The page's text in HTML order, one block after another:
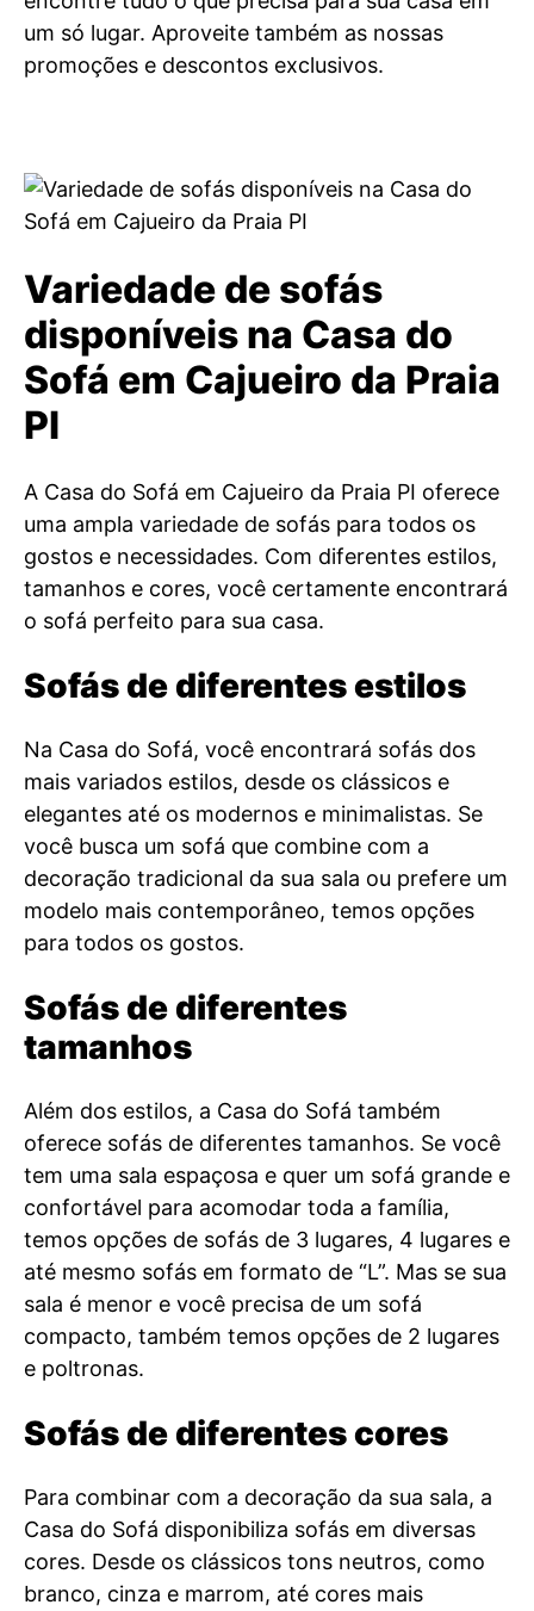
um só lugar. Aproveite também as nossas
promoções e descontos exclusivos.
Variedade de sofás
disponíveis na Casa do
Sofá em Cajueiro da Praia
PI
A Casa do Sofá em Cajueiro da Praia PI oferece
uma ampla variedade de sofás para todos os
gostos e necessidades. Com diferentes estilos,
tamanhos e cores, você certamente encontrará
o sofá perfeito para sua casa.
Sofás de diferentes estilos
Na Casa do Sofá, você encontrará sofás dos
mais variados estilos, desde os clássicos e
elegantes até os modernos e minimalistas. Se
você busca um sofá que combine com a
decoração tradicional da sua sala ou prefere um
modelo mais contemporâneo, temos opções
para todos os gostos.
Sofás de diferentes
tamanhos
Além dos estilos, a Casa do Sofá também
oferece sofás de diferentes tamanhos. Se você
tem uma sala espaçosa e quer um sofá grande e
confortável para acomodar toda a família,
temos opções de sofás de 3 lugares, 4 lugares e
até mesmo sofás em formato de “L”. Mas se sua
sala é menor e você precisa de um sofá
compacto, também temos opções de 2 lugares
e poltronas.
Sofás de diferentes cores
Para combinar com a decoração da sua sala, a
Casa do Sofá disponibiliza sofás em diversas
cores. Desde os clássicos tons neutros, como
branco, cinza e marrom, até cores mais